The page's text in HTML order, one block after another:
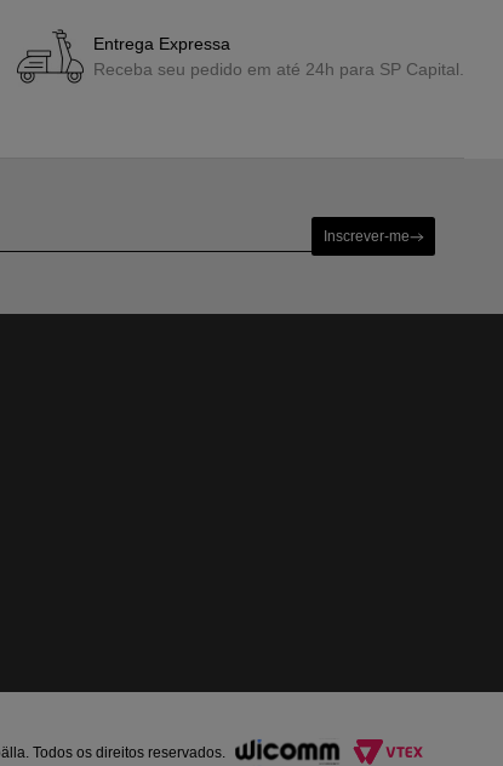
Entrega Expressa
Receba seu pedido em até 24h para SP Capital.
Inscrever-me
Todos os direitos reservados.